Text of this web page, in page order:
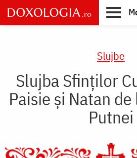
Skip
to
main
Slujbe
Slujba Sfinților
Paisie și Natan
Putnei